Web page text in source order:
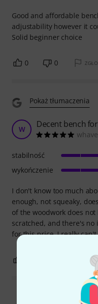
Good and affordable
adjustability however it
Solid beginner choice
0 0
Pokaż tłumaczenia
W Decent bench
I don't know too much
enough, not squeaky,
of the woodwork does
scratched, and there's
for this price, I really
stabilność
wykończenie